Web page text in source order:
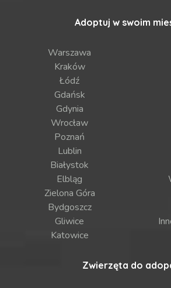
Adoptuj w swoim
Warszawa
Kraków
Łódź
Gdańsk
Gdynia
Wrocław
Poznań
Lublin
Białystok
Elbląg
Zielona Góra
Bydgoszcz
Gliwice
Katowice
Zwierzęta do